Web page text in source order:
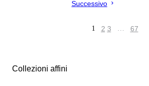
Successivo
1 2 3 … 67
Collezioni affini